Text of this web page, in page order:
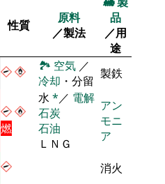
性質
原料
／製法
品
／用
途
🏞 空気 ／
冷却 ・分留 製鉄
燃
水 *／ 電解
石炭
石油
ＬＮＧ
アン
モニ
ア
消火